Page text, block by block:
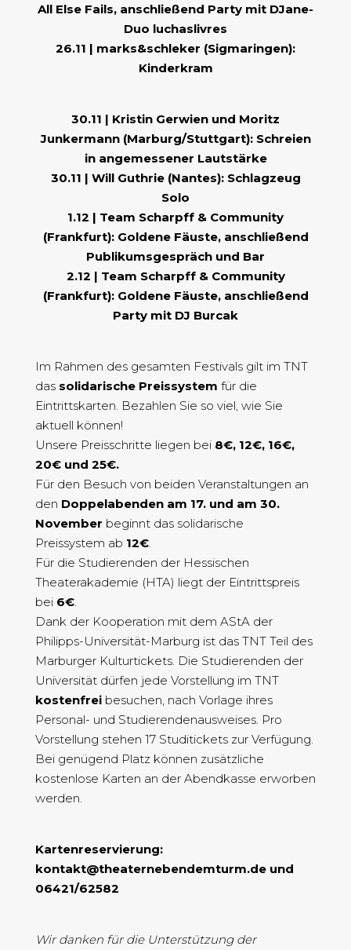
All Else Fails, anschließend Party mit DJane-
Duo luchaslivres
26.11 | marks&schleker (Sigmaringen):
Kinderkram
30.11 | Kristin Gerwien und Moritz
Junkermann (Marburg/Stuttgart): Schreien
in angemessener Lautstärke
30.11 | Will Guthrie (Nantes): Schlagzeug
Solo
1.12 | Team Scharpff & Community
(Frankfurt): Goldene Fäuste, anschließend
Publikumsgespräch und Bar
2.12 | Team Scharpff & Community
(Frankfurt): Goldene Fäuste, anschließend
Party mit DJ Burcak
Im Rahmen des gesamten Festivals gilt im TNT
das solidarische Preissystem für die
Eintrittskarten. Bezahlen Sie so viel, wie Sie
aktuell können!
Unsere Preisschritte liegen bei 8€, 12€, 16€,
20€ und 25€.
Für den Besuch von beiden Veranstaltungen an
den Doppelabenden am 17. und am 30.
November beginnt das solidarische
Preissystem ab 12€.
Für die Studierenden der Hessischen
Theaterakademie (HTA) liegt der Eintrittspreis
bei 6€.
Dank der Kooperation mit dem AStA der
Philipps-Universität-Marburg ist das TNT Teil des
Marburger Kulturtickets. Die Studierenden der
Universität dürfen jede Vorstellung im TNT
kostenfreibesuchen, nach Vorlage ihres
Personal- und Studierendenausweises. Pro
Vorstellung stehen 17 Studitickets zur Verfügung.
Bei genügend Platz können zusätzliche
kostenlose Karten an der Abendkasse erworben
werden.
Kartenreservierung:
kontakt@theaternebendemturm.de und
06421/62582
Wir danken für die Unterstützung der